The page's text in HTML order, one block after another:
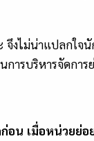
งไม่น่าแปลกใจ
การบริหารจัดก
น เมื่อหน่วยย่อ